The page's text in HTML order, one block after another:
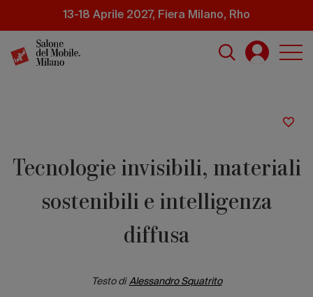
principale
13-18 Aprile 2027, Fiera Milano, Rho
Tecnologie invisibili, materiali
sostenibili e intelligenza
diffusa
Testo di Alessandro Squatrito